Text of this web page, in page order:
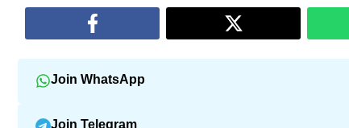
Join WhatsApp